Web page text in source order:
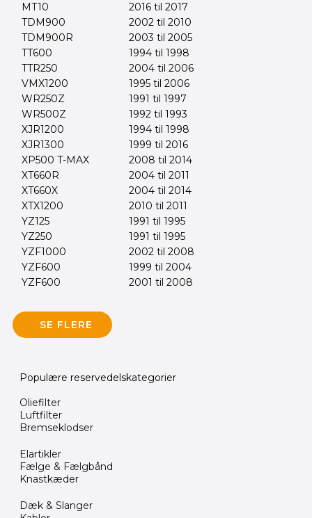
MT10
2016 til 2017
TDM900
2002 til 2010
TDM900R
2003 til 2005
TT600
1994 til 1998
TTR250
2004 til 2006
VMX1200
1995 til 2006
WR250Z
1991 til 1997
WR500Z
1992 til 1993
XJR1200
1994 til 1998
XJR1300
1999 til 2016
XP500 T-MAX
2008 til 2014
XT660R
2004 til 2011
XT660X
2004 til 2014
XTX1200
2010 til 2011
YZ125
1991 til 1995
YZ250
1991 til 1995
YZF1000
2002 til 2008
YZF600
1999 til 2004
YZF600
2001 til 2008
SE FLERE
Populære reservedelskategorier
Oliefilter
Luftfilter
Bremseklodser
Elartikler
Fælge & Fælgbånd
Knastkæder
Dæk & Slanger